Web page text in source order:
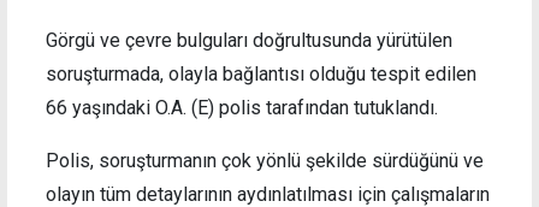
Görgü ve çevre bulguları doğrultusunda yürütülen
soruşturmada, olayla bağlantısı olduğu tespit edilen
66 yaşındaki O.A. (E) polis tarafından tutuklandı.
Polis, soruşturmanın çok yönlü şekilde sürdüğünü ve
olayın tüm detaylarının aydınlatılması için çalışmaların